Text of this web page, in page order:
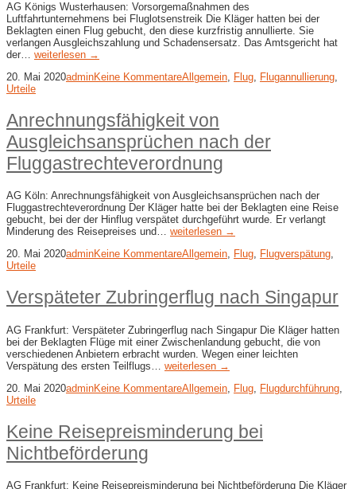
AG Königs Wusterhausen: Vorsorgemaßnahmen des
Luftfahrtunternehmens bei Fluglotsenstreik Die Kläger hatten bei der
Beklagten einen Flug gebucht, den diese kurzfristig annullierte. Sie
verlangen Ausgleichszahlung und Schadensersatz. Das Amtsgericht hat
der… weiterlesen →
20. Mai 2020adminKeine KommentareAllgemein, Flug, Flugannullierung,
Urteile
Anrechnungsfähigkeit von
Ausgleichsansprüchen nach der
Fluggastrechteverordnung
AG Köln: Anrechnungsfähigkeit von Ausgleichsansprüchen nach der
Fluggastrechteverordnung Der Kläger hatte bei der Beklagten eine Reise
gebucht, bei der der Hinflug verspätet durchgeführt wurde. Er verlangt
Minderung des Reisepreises und… weiterlesen →
20. Mai 2020adminKeine KommentareAllgemein, Flug, Flugverspätung,
Urteile
Verspäteter Zubringerflug nach Singapur
AG Frankfurt: Verspäteter Zubringerflug nach Singapur Die Kläger hatten
bei der Beklagten Flüge mit einer Zwischenlandung gebucht, die von
verschiedenen Anbietern erbracht wurden. Wegen einer leichten
Verspätung des ersten Teilflugs… weiterlesen →
20. Mai 2020adminKeine KommentareAllgemein Flug Flugdurchführung
Urteile
Keine Reisepreisminderung bei
Nichtbeförderung
AG Frankfurt: Keine Reisepreisminderung bei Nichtbeförderung Die Kläger